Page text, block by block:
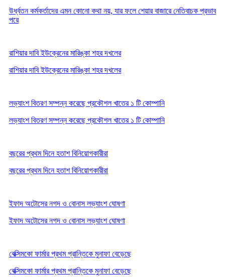
উর্ধ্বতন কর্মকর্তাদের এমন কোনো কথা নয়, যার ফলে শেয়ার বাজারে নেতিবাচক প্রভাব
পরে
রাশিয়ার দাবি ইউক্রেনের মারিঙ্কা শহর দখলের
রাশিয়ার দাবি ইউক্রেনের মারিঙ্কা শহর দখলের
লভ্যাংশ বিতরণ সম্পন্ন করেছে প্রকৌশল খাতের ১ টি কোম্পানি
লভ্যাংশ বিতরণ সম্পন্ন করেছে প্রকৌশল খাতের ১ টি কোম্পানি
বছরের প্রথম দিনে হতাশ বিনিয়োগকারীরা
বছরের প্রথম দিনে হতাশ বিনিয়োগকারীরা
ইফাদ অটোসের নগদ ও বোনাস লভ্যাংশ ঘোষণা
ইফাদ অটোসের নগদ ও বোনাস লভ্যাংশ ঘোষণা
বেক্সিমকো ফার্মার প্রথম প্রান্তিকে মুনাফা বেড়েছে
বেক্সিমকো ফার্মার প্রথম প্রান্তিকে মুনাফা বেড়েছে